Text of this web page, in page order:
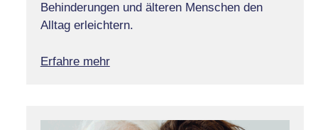
Behinderungen und älteren Menschen den
Alltag erleichtern.
Erfahre mehr